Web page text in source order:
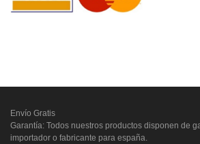
Envío Gratis
Garantía: Todos nuestros productos disponen de
importador o fabricante para españa.